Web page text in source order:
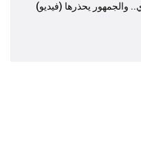
يحذرها (فيديو)